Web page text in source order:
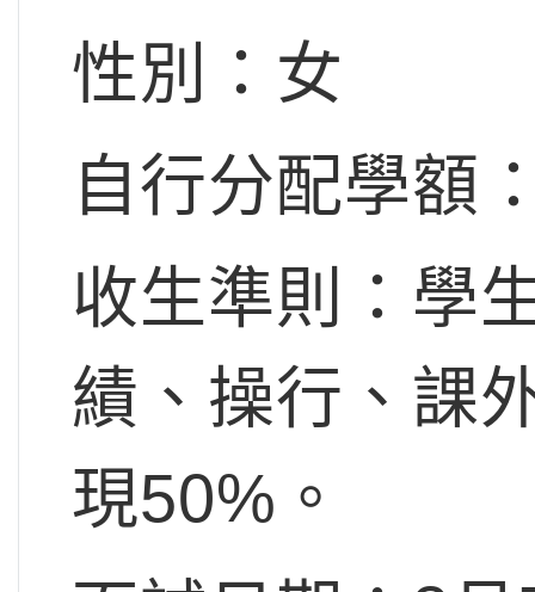
性別：女
自行分配學額
收生準則：學
績、操行、課
現50%。